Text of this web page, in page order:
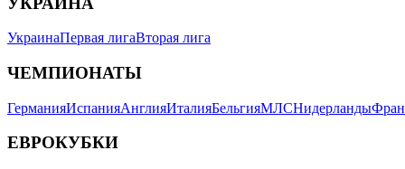
УкраинаПервая лигаВторая лига
ЧЕМПИОНАТЫ
ГерманияИспанияАнглияИталияБельгияМЛСНидерланды
ЕВРОКУБКИ